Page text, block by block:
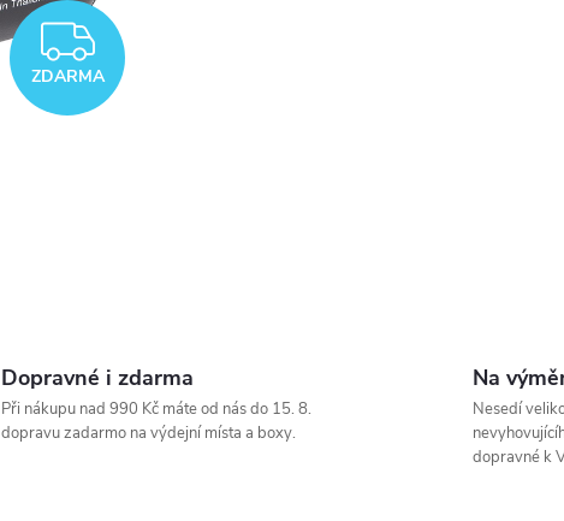
ZDARMA
ZDARMA
Dopravné i zdarma
Při nákupu nad 990 Kč máte od nás do 15. 8.
dopravu zadarmo na výdejní místa a boxy.
Na
Nesedí
dopravné k